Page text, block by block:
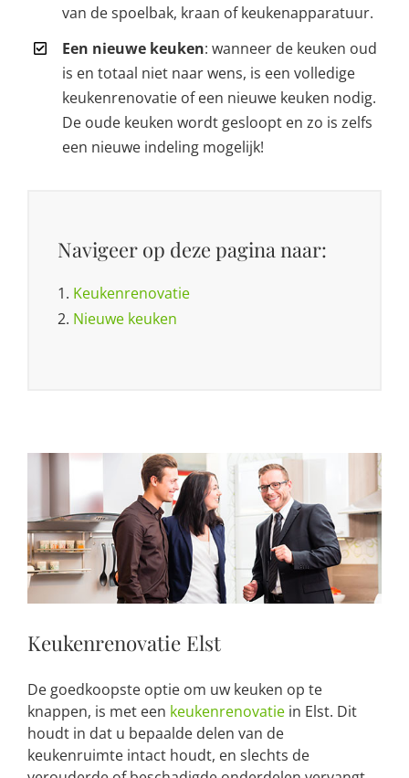
van de spoelbak, kraan of keukenapparatuur.
Een nieuwe keuken: wanneer de keuken oud
is en totaal niet naar wens, is een volledige
keukenrenovatie of een nieuwe keuken nodig.
De oude keuken wordt gesloopt en zo is zelfs
een nieuwe indeling mogelijk!
Navigeer op deze pagina naar:
1. Keukenrenovatie
2. Nieuwe keuken
Keukenrenovatie Elst
De goedkoopste optie om uw keuken op te
knappen, is met een keukenrenovatie in Elst. Dit
houdt in dat u bepaalde delen van de
keukenruimte intact houdt, en slechts de